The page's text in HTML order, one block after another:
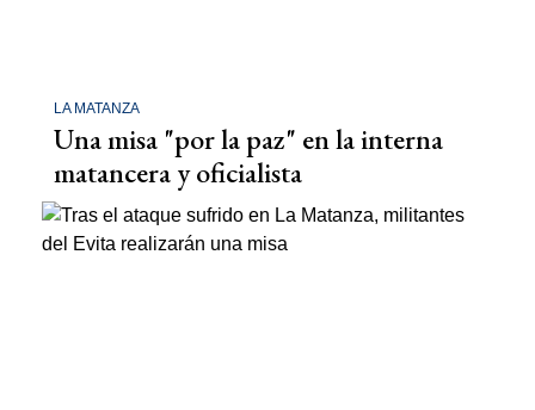
LA MATANZA
Una misa "por la paz" en la interna
matancera y oficialista